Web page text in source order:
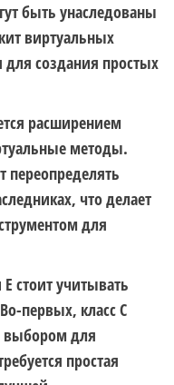
быть унаследованы
виртуальных
создания простых
расширением
методы.
что делает
для
стоит учитывать
первых, класс C
выбором для
простая